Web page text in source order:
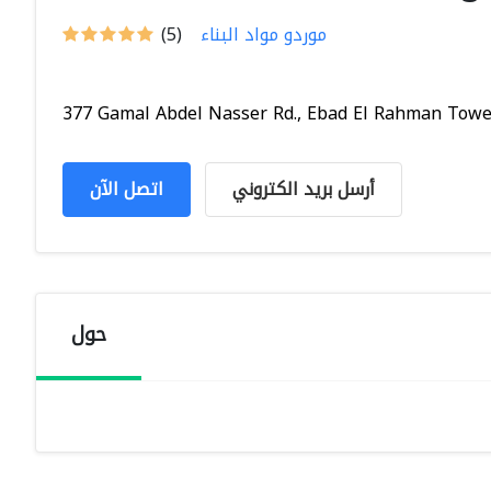
(5) موردو مواد البناء
377 Gamal Abdel Nasser Rd., Ebad El Rahman
اتصل الآن أرسل بريد الكتروني
حول